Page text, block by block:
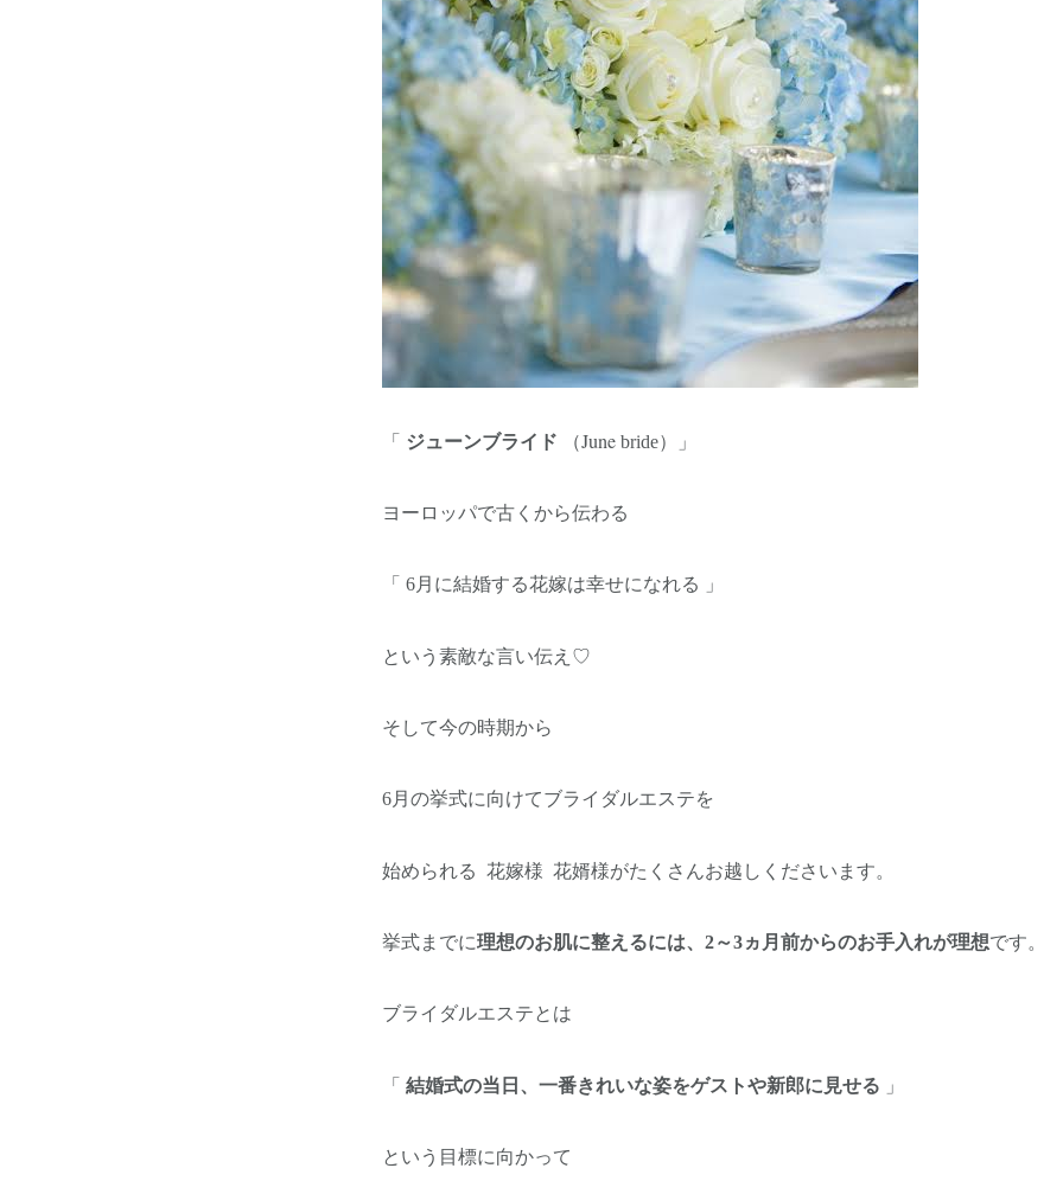
「 ジューンブライド （June bride）」
ヨーロッパで古くから伝わる
「 6月に結婚する花嫁は幸せになれる 」
という素敵な言い伝え♡
そして今の時期から
6月の挙式に向けてブライダルエステを
始められる 花嫁様 花婿様がたくさんお越しくださいます。
挙式までに理想のお肌に整えるには、 2～3ヵ月前からのお手入れが理想です。
ブライダルエステとは
「 結婚式の当日、一番きれいな姿をゲストや新郎に見せる 」
という目標に向かって